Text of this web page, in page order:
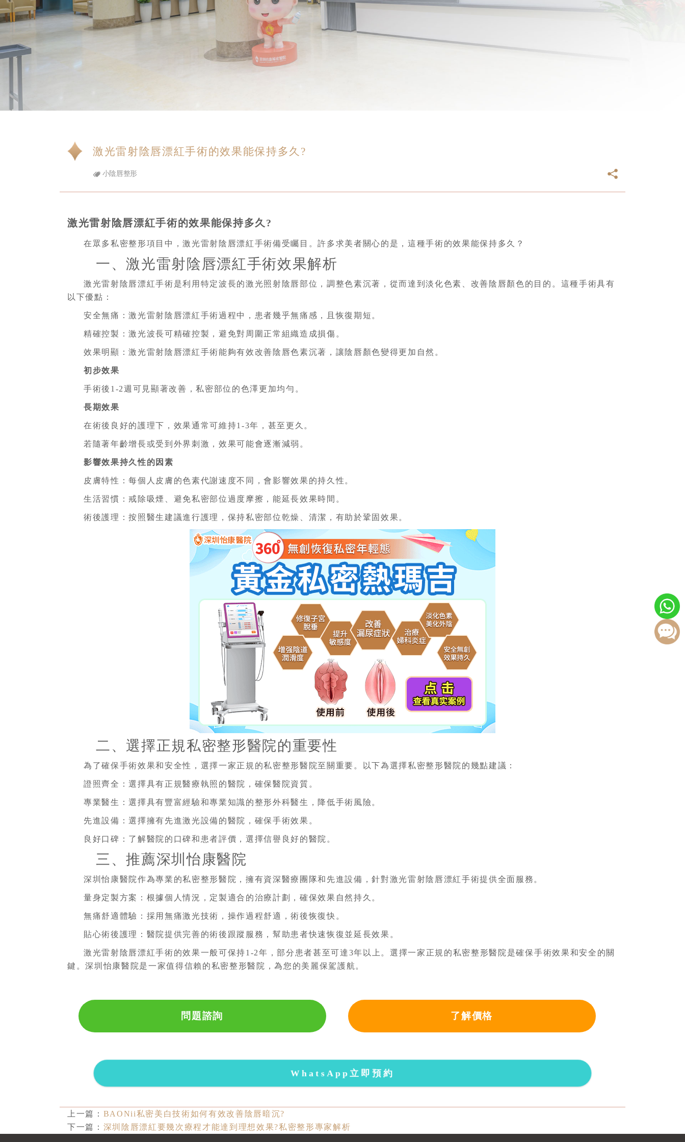
激光雷射陰唇漂紅手術的效果能保持多久?
小陰唇整形
激光雷射陰唇漂紅手術的效果能保持多久?
在眾多私密整形項目中，激光雷射陰唇漂紅手術備受矚目。許多求美者關心的是，這種手術的效果能保持多久？
一、激光雷射陰唇漂紅手術效果解析
激光雷射陰唇漂紅手術是利用特定波長的激光照射陰唇部位，調整色素沉著，從而達到淡化色素、改善陰唇顏色的目的。這種手術具有
以下優點：
安全無痛：激光雷射陰唇漂紅手術過程中，患者幾乎無痛感，且恢復期短。
精確控製：激光波長可精確控製，避免對周圍正常組織造成損傷。
效果明顯：激光雷射陰唇漂紅手術能夠有效改善陰唇色素沉著，讓陰唇顏色變得更加自然。
初步效果
手術後1-2週可見顯著改善，私密部位的色澤更加均勻。
長期效果
在術後良好的護理下，效果通常可維持1-3年，甚至更久。
若隨著年齡增長或受到外界刺激，效果可能會逐漸減弱。
影響效果持久性的因素
皮膚特性：每個人皮膚的色素代謝速度不同，會影響效果的持久性。
生活習慣：戒除吸煙、避免私密部位過度摩擦，能延長效果時間。
術後護理：按照醫生建議進行護理，保持私密部位乾燥、清潔，有助於鞏固效果。
二、選擇正規私密整形醫院的重要性
為了確保手術效果和安全性，選擇一家正規的私密整形醫院至關重要。以下為選擇私密整形醫院的幾點建議：
證照齊全：選擇具有正規醫療執照的醫院，確保醫院資質。
專業醫生：選擇具有豐富經驗和專業知識的整形外科醫生，降低手術風險。
先進設備：選擇擁有先進激光設備的醫院，確保手術效果。
良好口碑：了解醫院的口碑和患者評價，選擇信譽良好的醫院。
三、推薦深圳怡康醫院
深圳怡康醫院作為專業的私密整形醫院，擁有資深醫療團隊和先進設備，針對激光雷射陰唇漂紅手術提供全面服務。
量身定製方案： 根據個人情況，定製適合的治療計劃，確保效果自然持久。
無痛舒適體驗 ： 採用無痛激光技術，操作過程舒適，術後恢復快。
貼心術後護理 ： 醫院提供完善的術後跟蹤服務，幫助患者快速恢復並延長效果。
激光雷射陰唇漂紅手術的效果一般可保持1-2年，部分患者甚至可達3年以上。選擇一家正規的私密整形醫院是確保手術效果和安全的關
鍵。深圳怡康醫院是一家值得信賴的私密整形醫院，為您的美麗保駕護航。
問題諮詢 了解價格
WhatsApp立即預約
上一篇： BAONii私密美白技術如何有效改善陰唇暗沉?
下一篇： 深圳陰唇漂紅要幾次療程才能達到理想效果?私密整形專家解析